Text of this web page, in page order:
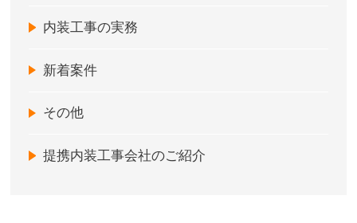
内装工事の実務
新着案件
その他
提携内装工事会社のご紹介